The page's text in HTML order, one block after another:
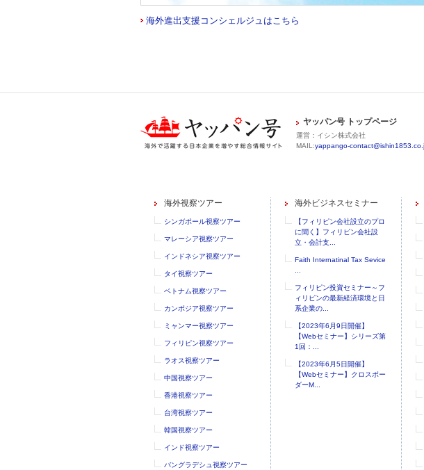
海外進出支援コンシェルジュはこちら
ヤッパン号 トップページ
運営：イシン株式会社
MAIL:yappango-
海外視察ツアー
シンガポール視察ツアー
マレーシア視察ツアー
インドネシア視察ツアー
タイ視察ツアー
ベトナム視察ツアー
カンボジア視察ツアー
ミャンマー視察ツアー
フィリピン視察ツアー
ラオス視察ツアー
中国視察ツアー
香港視察ツアー
台湾視察ツアー
韓国視察ツアー
インド視察ツアー
バングラデシュ視察ツアー
海外ビジネスセミナー
【フィリピン会社設立のプロ
に聞く】フィリピン会社設
立・会計支...
Faith Internatinal Tax Sevice
フィリピン投資セミナー～フ
ィリピンの最新経済環境と日
系企業の...
【2023年6月9日開催】
【Webセミナー】シリーズ第
1回：...
【2023年6月5日開催】
【Webセミナー】クロスボー
ダーM...